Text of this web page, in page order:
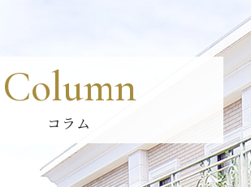
Column
コラム